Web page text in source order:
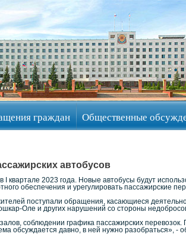
граждан Общественные
автобусов
квартале 2023 года. Новые автобусы будут
обеспечения и урегулировать пассажирские
поступали обращения, касающиеся
Оле и других нарушений со стороны
соблюдении графика пассажирских
обсуждается давно, в ней нужно разобраться», -